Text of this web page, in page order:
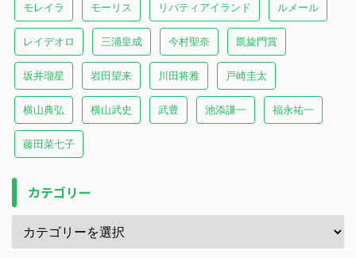
モレイラ モーリス リバティアイランド ルメール
レイデオロ 三浦皇成 今村聖奈 凱旋門賞
坂井瑠星 岩田望来 川田将雅 戸崎圭太
横山典弘 横山武史 武豊 池添謙一 福永祐一
藤田菜七子
カテゴリー